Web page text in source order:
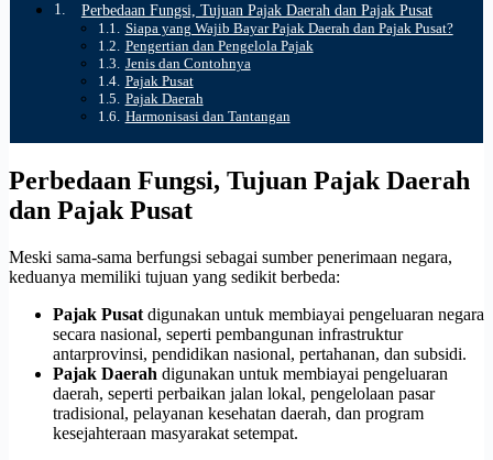
Perbedaan Fungsi, Tujuan Pajak Daerah dan Pajak Pusat
Siapa yang Wajib Bayar Pajak Daerah dan Pajak Pusat?
Pengertian dan Pengelola Pajak
Jenis dan Contohnya
Pajak Pusat
Pajak Daerah
Harmonisasi dan Tantangan
Perbedaan Fungsi, Tujuan Pajak Daerah
dan Pajak Pusat
Meski sama-sama berfungsi sebagai sumber penerimaan negara,
keduanya memiliki tujuan yang sedikit berbeda:
Pajak Pusat digunakan untuk membiayai pengeluaran negara
secara nasional, seperti pembangunan infrastruktur
antarprovinsi, pendidikan nasional, pertahanan, dan subsidi.
Pajak Daerah digunakan untuk membiayai pengeluaran
daerah, seperti perbaikan jalan lokal, pengelolaan pasar
tradisional, pelayanan kesehatan daerah, dan program
kesejahteraan masyarakat setempat.